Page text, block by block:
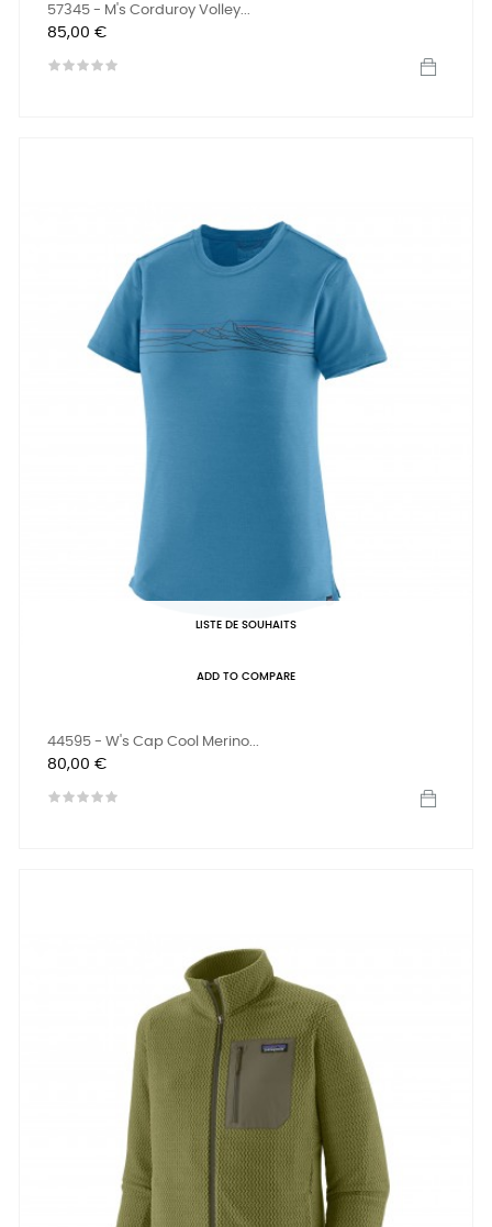
57345 - M's Corduroy Volley...
Prix
85,00 €
LISTE DE SOUHAITS
ADD TO COMPARE
44595 - W's Cap Cool Merino...
Prix
80,00 €